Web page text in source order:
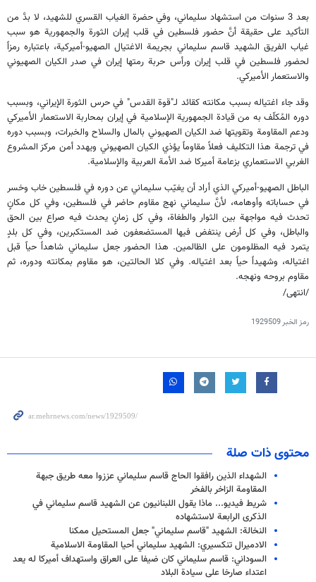
بعد 3 سنوات من استشهاد سليماني، وفي حضرة الغياب القسري للشهيد، لا بدَّ من
التأكيد على حقيقة أنَّ حضور فلسطين في قلب إيران الثورة والجمهورية هو سبب
غياب الفريق الشهيد قاسم سليماني بجريمة الاغتيال الصهيو-أميركية، باعتباره رمزاً
لحضور فلسطين في قلب إيران ورأس حربة رمتها إيران في صدر الكيان الصهيوني
والاستعمار الأميركي.
وقد جاء اغتياله بسبب مكانته كقائد لـ"قوة القدس" في حرس الثورة الإيراني، وبسبب
دوره المُكلّف به من قيادة الجمهورية الإسلامية في إيران بمحاربة الاستعمار الأميركي
ودعم المقاومة وتقويتها ضد الكيان الصهيوني بالمال والسلاح والخبرات، وبسبب دوره
في ترجمة هذا التكليف فعلاً مقاوماً يؤذي الكيان الصهيوني ويهدد أمن مركز المشروع
الغربي الاستعماري بزعامة أميركا ضد الأمة العربية والإسلامية.
الباطل الصهيو-أميركي الذي أراد أن يغيّب سليماني عن دوره في فلسطين خاب وخسر
في حساباته وأوهامه، لأنَّ سليماني نهج مقاوم حاضر في فلسطين، وفي كل مكانٍ
تحدث فيه مواجهة بين الثوار والطغاة، وفي كل زمانٍ يحدث فيه صراع بين الحق
والباطل، وفي كل أرض ينتفض فيها المستضعفون ضد المستكبرين، وفي كل بلدٍ
يتمرد فيه المظلومون على الظالمين. هذا الحضور جعل سليماني شاهداً حياً قبل
اغتياله، وشهيداً حياً بعد اغتياله. وفي كلا الحالتين، هو مقاوم بمكانته ودوره، ثم
مقاوم بروحه ونهجه.
/انتهى/
رمز الخبر1929509
محتوى ذات صلة
الشهداء الذين رافقوا الحاج قاسم سليماني عززوا معه طريق جبهة
المقاومة الزاخر بالفخر
شريط فيديو... ماذا یقول اللبنانیون عن الشهید قاسم سلیماني في
الذكرى الرابعة لاستشهاده
النخالة: الشهيد "قاسم سليماني" جعل المستحيل ممكنا
الادميرال تنكسيري: الشهيد سليماني أحيا المقاومة الاسلامية
السوداني: قاسم سليماني كان ضيفا على العراق واستهداف أمیركا له يعد
اعتداء صارخا على سيادة البلاد